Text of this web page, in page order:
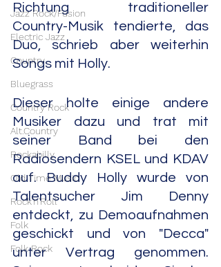
Jazz Rock/Fusion
Electric Jazz
Country
Bluegrass
Country Rock
Alt.Country
Rockabilly
Old Time Music
Rock'n'Roll
Folk
Folk Rock
Richtung traditioneller
Country-Musik tendierte, das
Duo, schrieb aber weiterhin
Songs mit Holly.
Dieser holte einige andere
Musiker dazu und trat mit
seiner Band bei den
Radiosendern KSEL und KDAV
auf. Buddy Holly wurde von
Talentsucher Jim Denny
entdeckt, zu Demoaufnahmen
geschickt und von "Decca"
unter Vertrag genommen.